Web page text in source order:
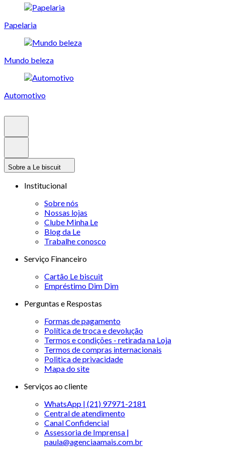
Papelaria
Mundo beleza
Automotivo
Sobre a Le biscuit
Institucional
Sobre nós
Nossas lojas
Clube Minha Le
Blog da Le
Trabalhe conosco
Serviço Financeiro
Cartão Le biscuit
Empréstimo Dim Dim
Perguntas e Respostas
Formas de pagamento
Política de troca e devolução
Termos e condições - retirada na Loja
Termos de compras internacionais
Politica de privacidade
Mapa do site
Serviços ao cliente
WhatsApp | (21) 97971-2181
Central de atendimento
Canal Confidencial
Assessoria de Imprensa |
paula@agenciaamais.com.br